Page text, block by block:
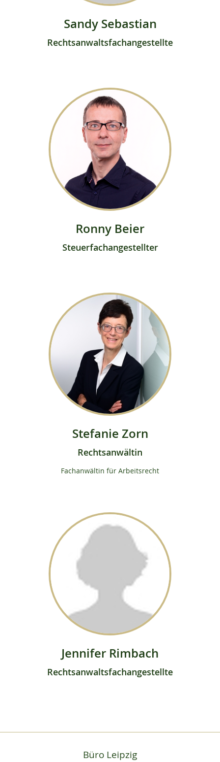
Sandy Sebastian
Rechtsanwaltsfachangestellte
Ronny Beier
Steuerfachangestellter
Stefanie Zorn
Rechtsanwältin
Fachanwältin für Arbeitsrecht
Jennifer Rimbach
Rechtsanwaltsfachangestellte
Büro Leipzig